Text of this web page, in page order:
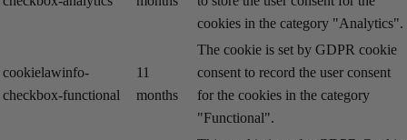
cookies in the category "Analytics".
cookielawinfo-
checkbox-functional
11
months
The cookie is set by GDPR cookie
consent to record the user consent
for the cookies in the category
"Functional".